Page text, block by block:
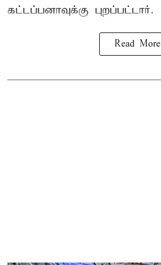
கட்டப்பனாவுக்கு புறப்பட்டார்.
Read More